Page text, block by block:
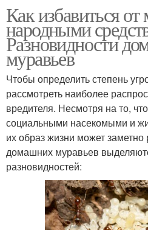
Как избавиться от
народными
Разновидности
муравьев
Чтобы определить степень
рассмотреть наиболее
вредителя. Несмотря на то,
социальными насекомыми и
их образ жизни может заметно
домашних муравьев
разновидностей: